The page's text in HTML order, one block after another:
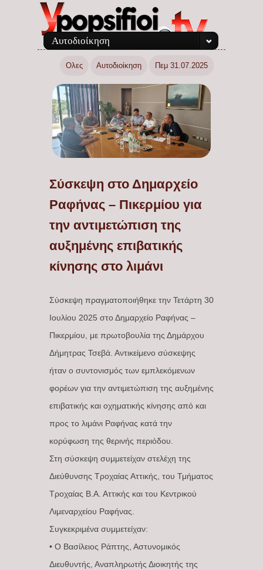
Αυτοδιοίκηση
Ολες Αυτοδιοίκηση Πεμ 31.07.2025
Σύσκεψη στο Δημαρχείο
Ραφήνας – Πικερμίου για
την αντιμετώπιση της
αυξημένης επιβατικής
κίνησης στο λιμάνι
Σύσκεψη πραγματοποιήθηκε την Τετάρτη 30
Ιουλίου 2025 στο Δημαρχείο Ραφήνας –
Πικερμίου, με πρωτοβουλία της Δημάρχου
Δήμητρας Τσεβά. Αντικείμενο σύσκεψης
ήταν ο συντονισμός των εμπλεκόμενων
φορέων για την αντιμετώπιση της αυξημένης
επιβατικής και οχηματικής κίνησης από και
προς το λιμάνι Ραφήνας κατά την
κορύφωση της θερινής περιόδου.
Στη σύσκεψη συμμετείχαν στελέχη της
Διεύθυνσης Τροχαίας Αττικής, του Τμήματος
Τροχαίας Β.Α. Αττικής και του Κεντρικού
Λιμεναρχείου Ραφήνας.
Συγκεκριμένα συμμετείχαν:
• Ο Βασίλειος Ράπτης, Αστυνομικός
Διευθυντής, Αναπληρωτής Διοικητής της